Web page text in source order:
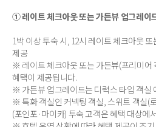
① 레이트 체크아웃 또는 가든뷰 업그레이
1박 이상 투숙 시, 12시 레이트 체크아웃
제공
※ 레이트 체크아웃 또는 가든뷰(프리미어
혜택이 제공됩니다.
※ 가든뷰 업그레이드는 디럭스 타입 객실
※ 특화 객실인 커넥팅 객실, 스위트 객실(
(포인포·마이카) 투숙 고객은 혜택 대상에